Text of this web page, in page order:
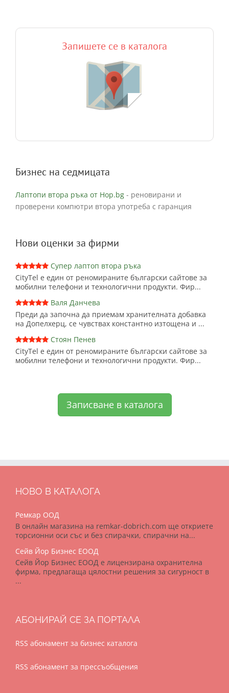
Запишете се в каталога
Бизнес на седмицата
Лаптопи втора ръка от Hop.bg - реновирани и
проверени компютри втора употреба с гаранция
Нови оценки за фирми
Супер лаптоп втора ръка
CityTel е един от реномираните български сайтове за
мобилни телефони и технологични продукти. Фир...
Валя Данчева
Преди да започна да приемам хранителната добавка
на Допелхерц, се чувствах константно изтощена и ...
Стоян Пенев
CityTel е един от реномираните български сайтове за
мобилни телефони и технологични продукти. Фир...
Записване в каталога
НОВО В КАТАЛОГА
Ремкар ООД
В онлайн магазина на remkar-dobrich.com ще откриете
торсионни оси със и без спирачки, спирачни на...
Сейв Йор Бизнес ЕООД
Сейв Йор Бизнес ЕООД е лицензирана охранителна
фирма, предлагаща цялостни решения за сигурност в
...
АБОНИРАЙ СЕ ЗА ПОРТАЛА
RSS абонамент за бизнес каталога
RSS абонамент за прессъобщения